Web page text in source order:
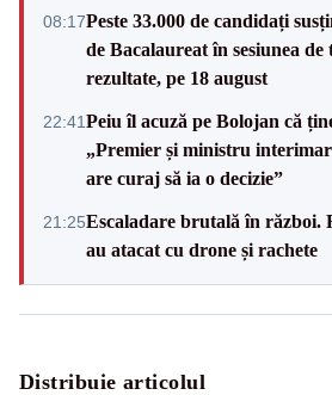
08:17Peste 33.000 de candidați
de Bacalaureat în sesiunea
rezultate, pe 18 august
22:41Peiu îl acuză pe Bolojan că
„Premier și ministru
are curaj să ia o decizie”
21:25Escaladare brutală în război.
au atacat cu drone și rachete
Distribuie articolul